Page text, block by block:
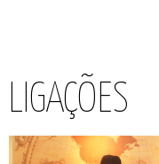
LIGAÇÕES